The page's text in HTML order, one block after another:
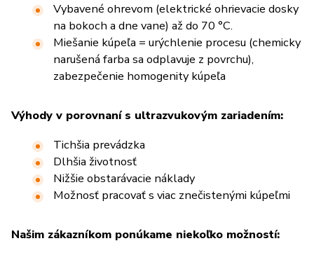
Vybavené ohrevom (elektrické ohrievacie dosky
na bokoch a dne vane) až do 70 °C.
Miešanie kúpeľa = urýchlenie procesu (chemicky
narušená farba sa odplavuje z povrchu),
zabezpečenie homogenity kúpeľa
Výhody v porovnaní s ultrazvukovým zariadením:
Tichšia prevádzka
Dlhšia životnosť
Nižšie obstarávacie náklady
Možnosť pracovať s viac znečistenými kúpeľmi
Našim zákazníkom ponúkame niekoľko možností: